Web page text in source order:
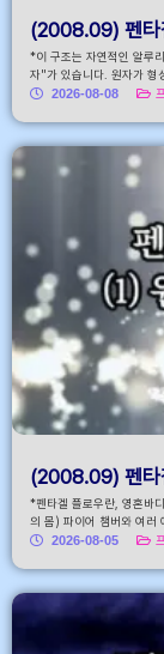
(2008.09) 펜타
*이 구조는 자연적인 알루
자"가 있습니다. 원자가 형
2026-08-08
(2008.09) 펜타
*펜타겔 플로우란, 영혼바
의 몸) 파이어 챔버와 여러
2026-08-05